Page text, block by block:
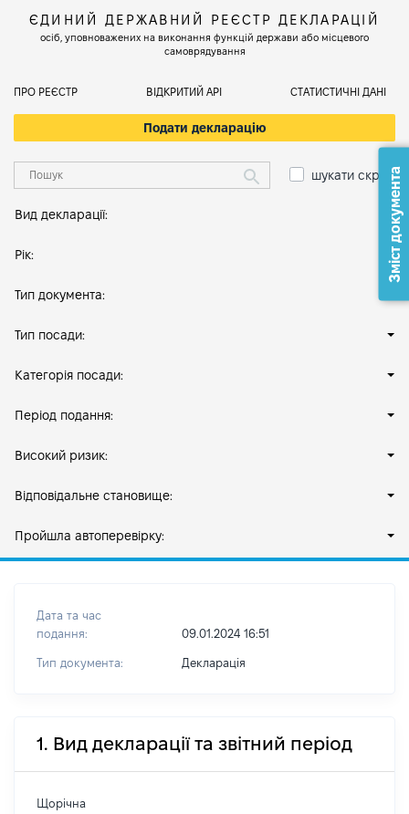
ЄДИНИЙ ДЕРЖАВНИЙ РЕЄСТР ДЕКЛАРАЦІЙ
осіб, уповноважених на виконання функцій держави або місцевого
самоврядування
ПРО РЕЄСТР ВІДКРИТИЙ АРІ СТАТИСТИЧНІ ДАНІ
Подати декларацію
шукати скрізь
Вид декларації:
Рік:
Тип документа:
Тип посади:
Категорія посади:
Період подання:
Високий ризик:
Відповідальне становище:
Пройшла автоперевірку:
Дата та час
подання:
09.01.2024 16:51
Тип документа: Декларація
1. Вид декларації та звітний період
Щорічна
Зміст документа